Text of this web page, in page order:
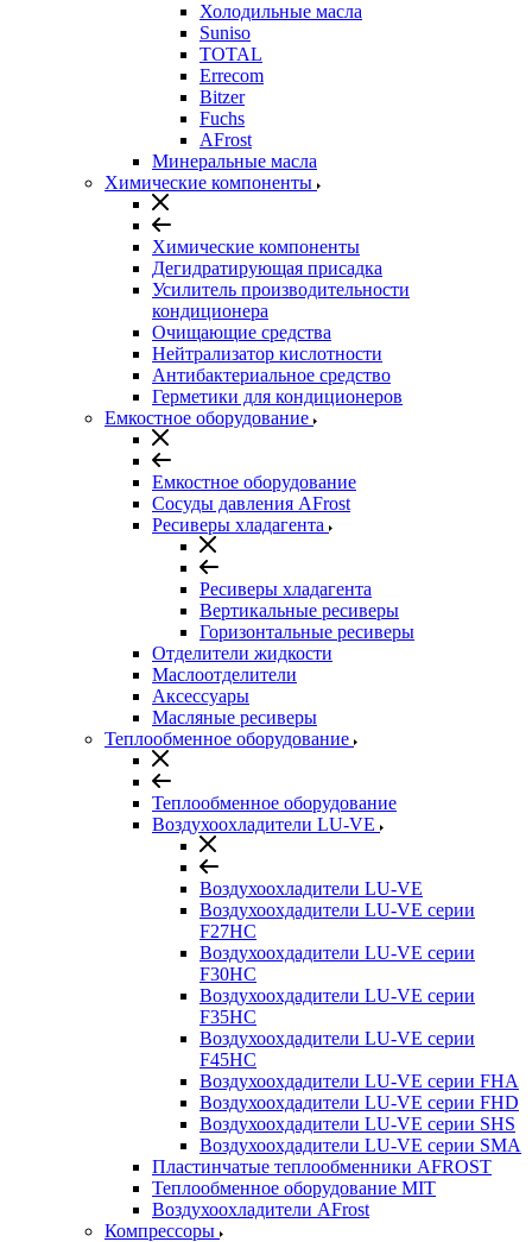
Холодильные масла
Suniso
TOTAL
Errecom
Bitzer
Fuchs
AFrost
Минеральные масла
Химические компоненты
Химические компоненты
Дегидратирующая присадка
Усилитель производительности
кондиционера
Очищающие средства
Нейтрализатор кислотности
Антибактериальное средство
Герметики для кондиционеров
Емкостное оборудование
Емкостное оборудование
Сосуды давления AFrost
Ресиверы хладагента
Ресиверы хладагента
Вертикальные ресиверы
Горизонтальные ресиверы
Отделители жидкости
Маслоотделители
Аксессуары
Масляные ресиверы
Теплообменное оборудование
Теплообменное оборудование
Воздухоохладители LU-VE
Воздухоохладители LU-VE
Воздухоохдадители LU-VE серии
F27HC
Воздухоохдадители LU-VE серии
F30HC
Воздухоохдадители LU-VE серии
F35HC
Воздухоохдадители LU-VE серии
F45HC
Воздухоохдадители LU-VE серии FHA
Воздухоохдадители LU-VE серии FHD
Воздухоохдадители LU-VE серии SHS
Воздухоохдадители LU-VE серии SMA
Пластинчатые теплообменники AFROST
Теплообменное оборудование MIT
Воздухоохладители AFrost
Компрессоры